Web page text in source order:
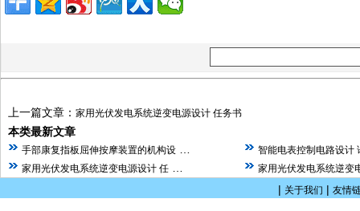
上一篇文章： 家用光伏发电系统逆变电源设计 任务书
本类最新文章
手部康复指板屈伸按摩装置的机构设
智能电表控制电路设计
家用光伏发电系统逆变电源设计 任
家用光伏发电系统逆变
| 关于我们 | 友情